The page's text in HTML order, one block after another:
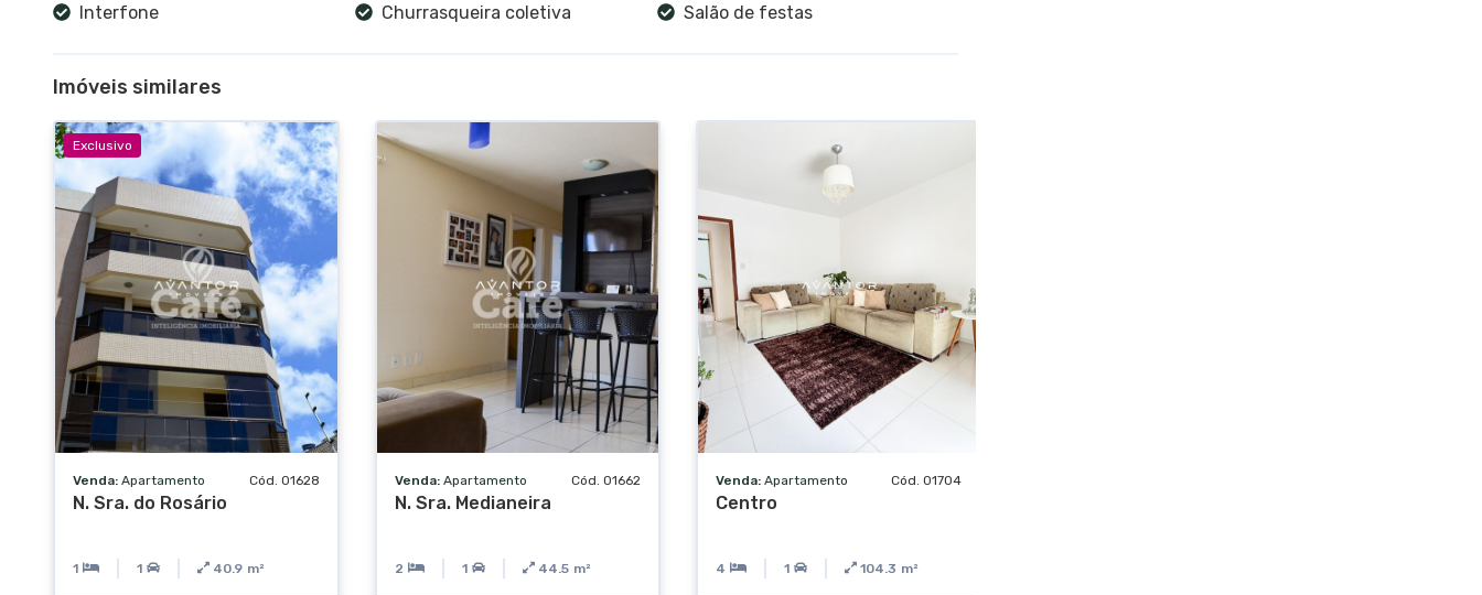
Interfone
Churrasqueira coletiva Salão de festas
Imóveis similares
Exclusivo
Venda: Apartamento Cód. 01628
N. Sra. do Rosário
1 1 40.9 m²
Venda: Apartamento Cód. 01662
N. Sra. Medianeira
2 1 44.5 m²
Venda: Apartamento Cód. 01704
Centro
4 1 104.3 m²